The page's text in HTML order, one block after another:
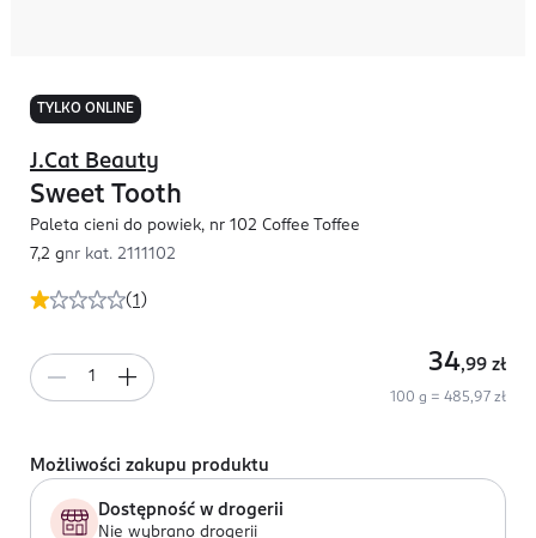
TYLKO ONLINE
(1 )
J.Cat Beauty
Sweet Tooth
Paleta cieni do powiek, nr 102 Coffee Toffee
7,2 gnr kat. 2111102
34,99 zł
100 g = 485,97 zł
Możliwości zakupu produktu
Dostępność w drogerii
Nie wybrano drogerii